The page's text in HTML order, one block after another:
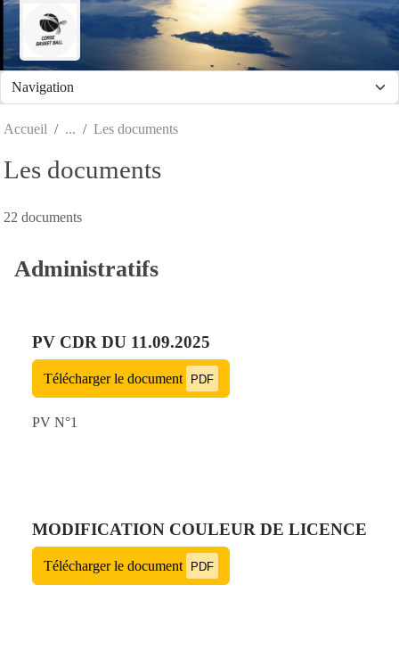
Accueil Les documents
Les documents
22 documents
Administratifs
PV CDR DU 11.09.2025
Télécharger le document PDF
PV N°1
MODIFICATION COULEUR DE LICENCE
Télécharger le document PDF
Panneau de gestion des cookies